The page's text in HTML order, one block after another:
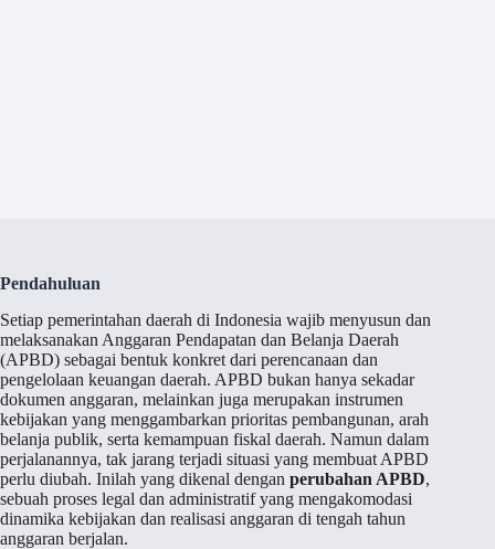
Pendahuluan
Setiap pemerintahan daerah di Indonesia wajib menyusun dan
melaksanakan Anggaran Pendapatan dan Belanja Daerah
(APBD) sebagai bentuk konkret dari perencanaan dan
pengelolaan keuangan daerah. APBD bukan hanya sekadar
dokumen anggaran, melainkan juga merupakan instrumen
kebijakan yang menggambarkan prioritas pembangunan, arah
belanja publik, serta kemampuan fiskal daerah. Namun dalam
perjalanannya, tak jarang terjadi situasi yang membuat APBD
perlu diubah. Inilah yang dikenal dengan perubahan APBD,
sebuah proses legal dan administratif yang mengakomodasi
dinamika kebijakan dan realisasi anggaran di tengah tahun
anggaran berjalan.